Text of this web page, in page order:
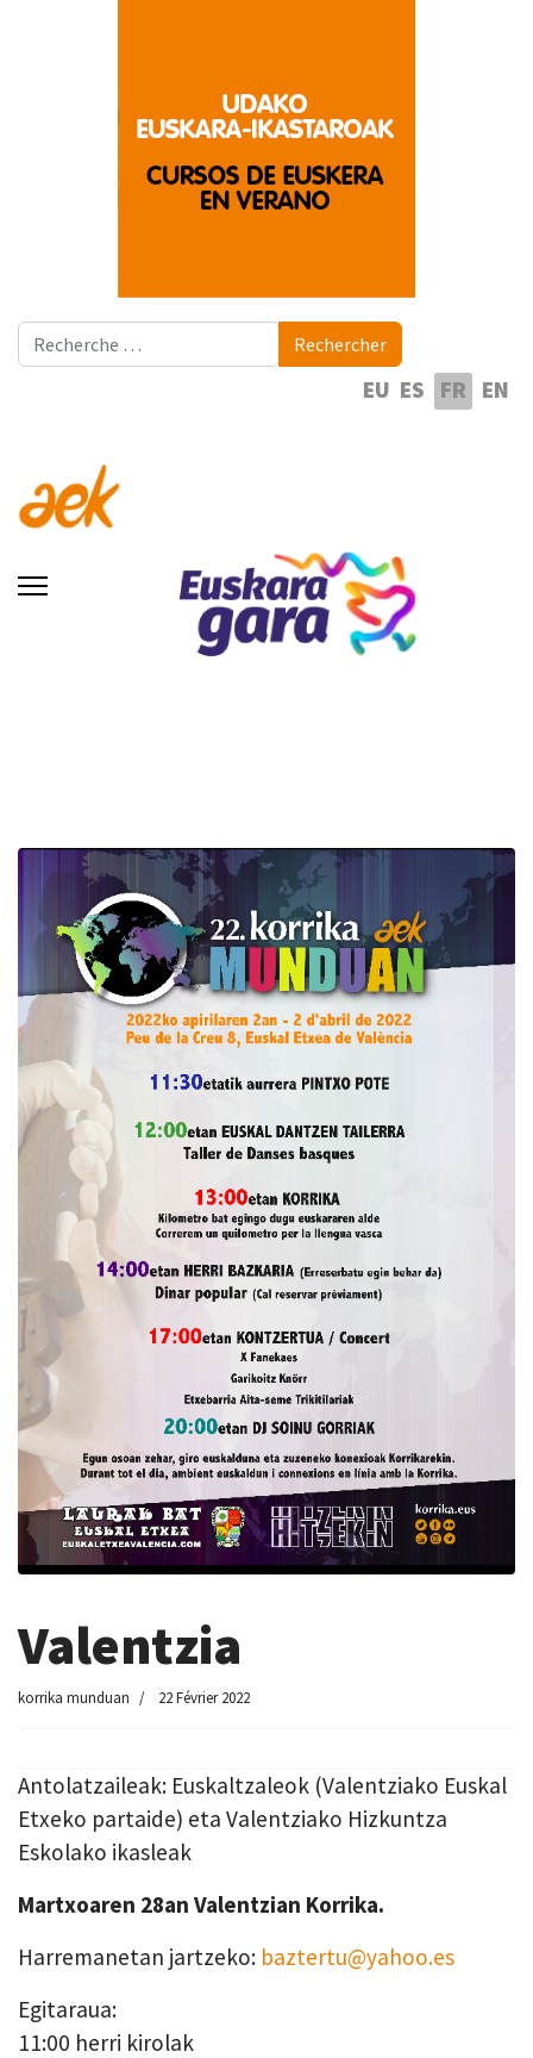
Rechercher Rechercher
EU ES FR EN
Valentzia
korrika munduan 22 Février 2022
Antolatzaileak: Euskaltzaleok (Valentziako Euskal
Etxeko partaide) eta Valentziako Hizkuntza
Eskolako ikasleak
Martxoaren 28an Valentzian Korrika.
Harremanetan jartzeko: baztertu@yahoo.es
Egitaraua:
11:00 herri kirolak